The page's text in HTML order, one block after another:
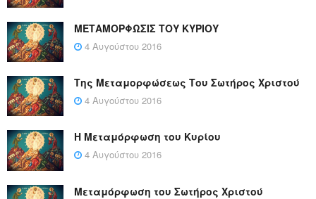
ΜΕΤΑΜΟΡΦΩΣΙΣ ΤΟΥ ΚΥΡΙΟΥ
4 Αυγούστου 2016
Της Μεταμορφώσεως Του Σωτήρος Χριστού
4 Αυγούστου 2016
Η Μεταμόρφωση του Κυρίου
4 Αυγούστου 2016
Μεταμόρφωση του Σωτήρος Χριστού